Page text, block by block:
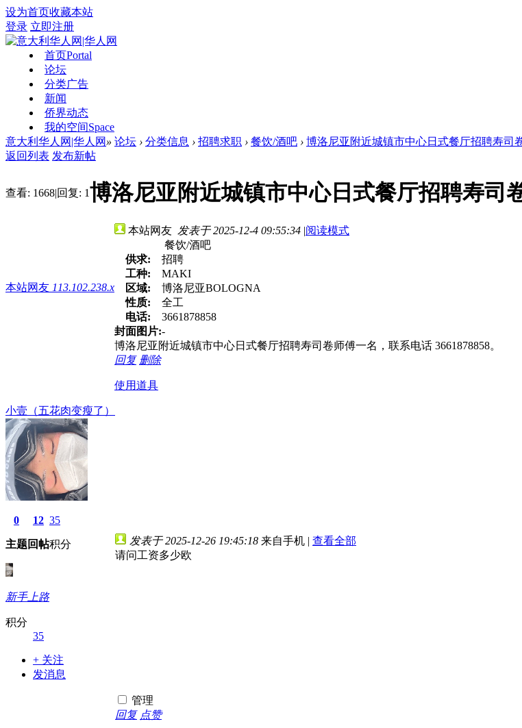
设为首页收藏本站
登录 立即注册
首页Portal
论坛
分类广告
新闻
侨界动态
我的空间Space
意大利华人网|华人网 » 论坛 › 分类信息 › 招聘求职 › 餐饮/酒吧 › 博洛尼亚附近城镇市中心日式餐厅招聘寿司
返回列表 发布新帖
查看: 1668|回复: 1博洛尼亚附近城镇市中心日式餐厅招聘寿司
本站网友 113.102.238.x
本站网友 发表于 2025-12-4 09:55:34 |阅读模式
餐饮/酒吧
供求:
招聘
工种:
MAKI
区域:
博洛尼亚BOLOGNA
性质:
全工
电话:
3661878858
封面图片:-
博洛尼亚附近城镇市中心日式餐厅招聘寿司卷师傅一名，联系电话 3661878858。
回复 删除
使用道具
小壹（五花肉变瘦了）
0
主题
12
回帖
35
积分
新手上路
积分
35
+ 关注
发消息
发表于 2025-12-26 19:45:18 来自手机 | 查看全部
请问工资多少欧
管理
回复 点赞